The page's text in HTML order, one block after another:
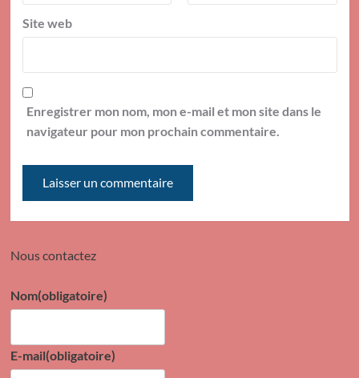
Site web
Enregistrer mon nom, mon e-mail et mon site dans le
navigateur pour mon prochain commentaire.
Nous contactez
Nom(obligatoire)
E-mail(obligatoire)